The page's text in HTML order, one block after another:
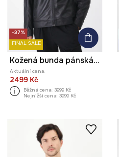
-37%
FINAL SALE
Kožená bunda pánská černá barva
Aktuální cena:
2499 Kč
Běžná cena: 3999 Kč
Nejnižší cena: 3999 Kč